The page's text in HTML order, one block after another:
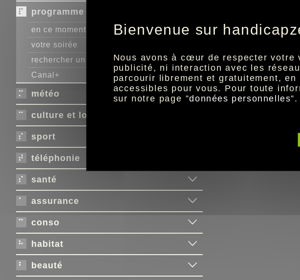
programme télé
en ce moment
votre soirée
rechercher un programme
Canal+
météo
culture et loisirs
sport
téléphonie
santé
assurance
conso
habitat
beauté
Bienvenue sur
Nous avons à cœur de respecter
publicité, ni interaction avec les
parcourir librement et gratuitement,
accessibles pour vous. Pour toute
sur notre page ”données personnelles”.